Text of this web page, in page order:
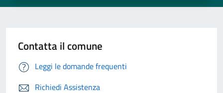
Contatta il comune
Leggi le domande frequenti
Richiedi Assistenza